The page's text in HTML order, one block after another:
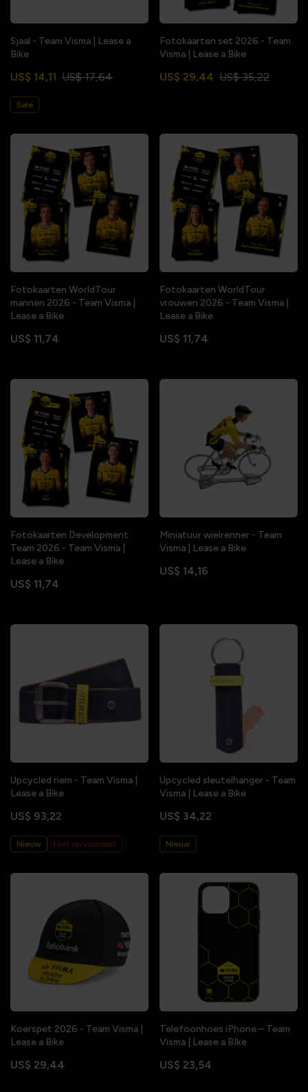
Sjaal - Team Visma | Lease a
Bike
US$ 14,11 US$ 17,64
Sale
Fotokaarten set 2026 - Team
Visma | Lease a Bike
US$ 29,44 US$ 35,22
Fotokaarten WorldTour
mannen 2026 - Team Visma |
Lease a Bike
US$ 11,74
Fotokaarten WorldTour
vrouwen 2026 - Team Visma |
Lease a Bike
US$ 11,74
Fotokaarten Development
Team 2026 - Team Visma |
Lease a Bike
US$ 11,74
Miniatuur wielrenner - Team
Visma | Lease a Bike
US$ 14,16
Upcycled riem - Team Visma |
Lease a Bike
US$ 93,22
Nieuw Niet op voorraad
Upcycled sleutelhanger - Team
Visma | Lease a Bike
US$ 34,22
Nieuw
Koerspet 2026 - Team Visma |
Lease a Bike
US$ 29,44
Telefoonhoes iPhone – Team
Visma | Lease a BIke
US$ 23,54